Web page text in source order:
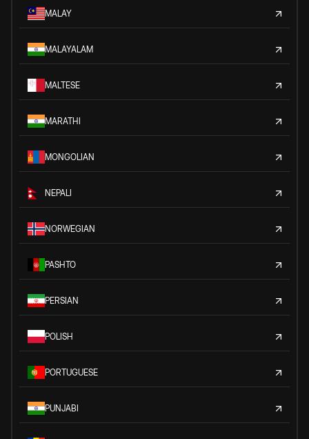
MALAY
MALAYALAM
MALTESE
MARATHI
MONGOLIAN
NEPALI
NORWEGIAN
PASHTO
PERSIAN
POLISH
PORTUGUESE
PUNJABI